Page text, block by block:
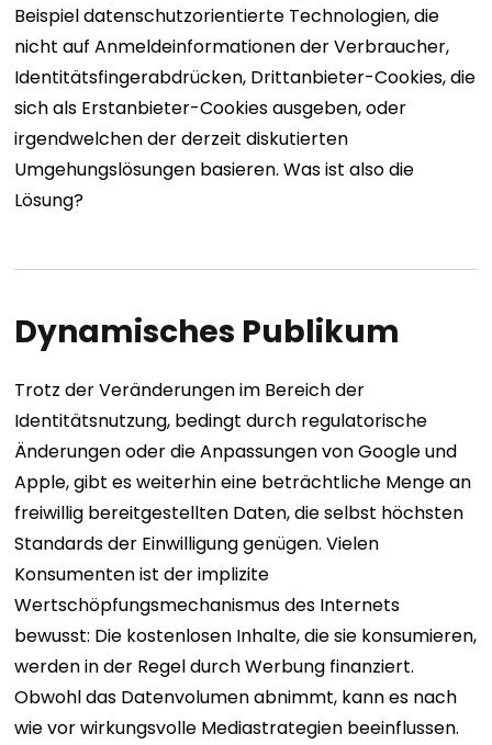
Beispiel datenschutzorientierte Technologien, die
nicht auf Anmeldeinformationen der Verbraucher,
Identitätsfingerabdrücken, Drittanbieter-Cookies, die
sich als Erstanbieter-Cookies ausgeben, oder
irgendwelchen der derzeit diskutierten
Umgehungslösungen basieren. Was ist also die
Lösung?
Dynamisches Publikum
Trotz der Veränderungen im Bereich der
Identitätsnutzung, bedingt durch regulatorische
Änderungen oder die Anpassungen von Google und
Apple, gibt es weiterhin eine beträchtliche Menge an
freiwillig bereitgestellten Daten, die selbst höchsten
Standards der Einwilligung genügen. Vielen
Konsumenten ist der implizite
Wertschöpfungsmechanismus des Internets
bewusst: Die kostenlosen Inhalte, die sie konsumieren,
werden in der Regel durch Werbung finanziert.
Obwohl das Datenvolumen abnimmt, kann es nach
wie vor wirkungsvolle Mediastrategien beeinflussen.